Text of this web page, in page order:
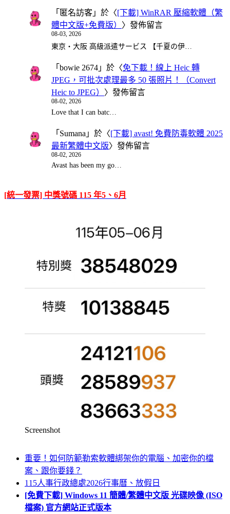
「 匿名訪客 」於〈[下載] WinRAR 壓縮軟體（繁
體中文版+免費版） 〉發佈留言
08-03, 2026
東京・大阪 高級派遣サービス 【千夏の伊…
「 bowie 2674 」於〈免下載！線上 Heic 轉
JPEG，可批次處理最多 50 張照片！（Convert
Heic to JPEG）
〉發佈留言
08-02, 2026
Love that I can batc…
「 Sumana 」於〈[下載] avast! 免費防毒軟體 2025
最新繁體中文版〉發佈留言
08-02, 2026
Avast has been my go…
[統一發票] 中獎號碼 115 年5、6月
Screenshot
重要！如何防範勒索軟體綁架你的電腦、加密你的檔
案、跟你要錢？
115人事行政總處2026行事曆、放假日
[免費下載] Windows 11 簡體/繁體中文版 光碟映像 (ISO
檔案) 官方網站正式版本